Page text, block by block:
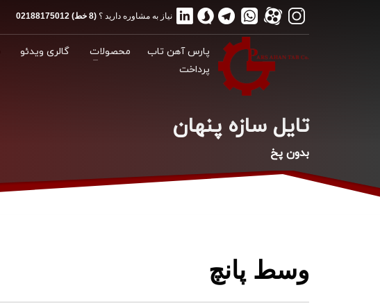
نیاز به مشاوره دارید ؟ (8 خط) 02188175012
پارس آهن تاب محصولات گالری ویدئو
پرداخت
تایل سازه پنهان
بدون پخ
وسط پانچ